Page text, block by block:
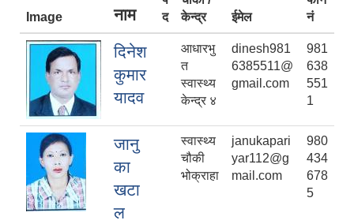
Image नाम
द
केन्द्र
ईमेल
नं
दिनेश
कुमार
यादव
आधारभु
त
स्वास्थ्य
केन्द्र ४
dinesh981
6385511@
gmail.com
981
638
551
1
जानु
का
खटा
ल
स्वास्थ्य
चौकी
भोक्राहा
janukapari
yar112@g
mail.com
980
434
678
5